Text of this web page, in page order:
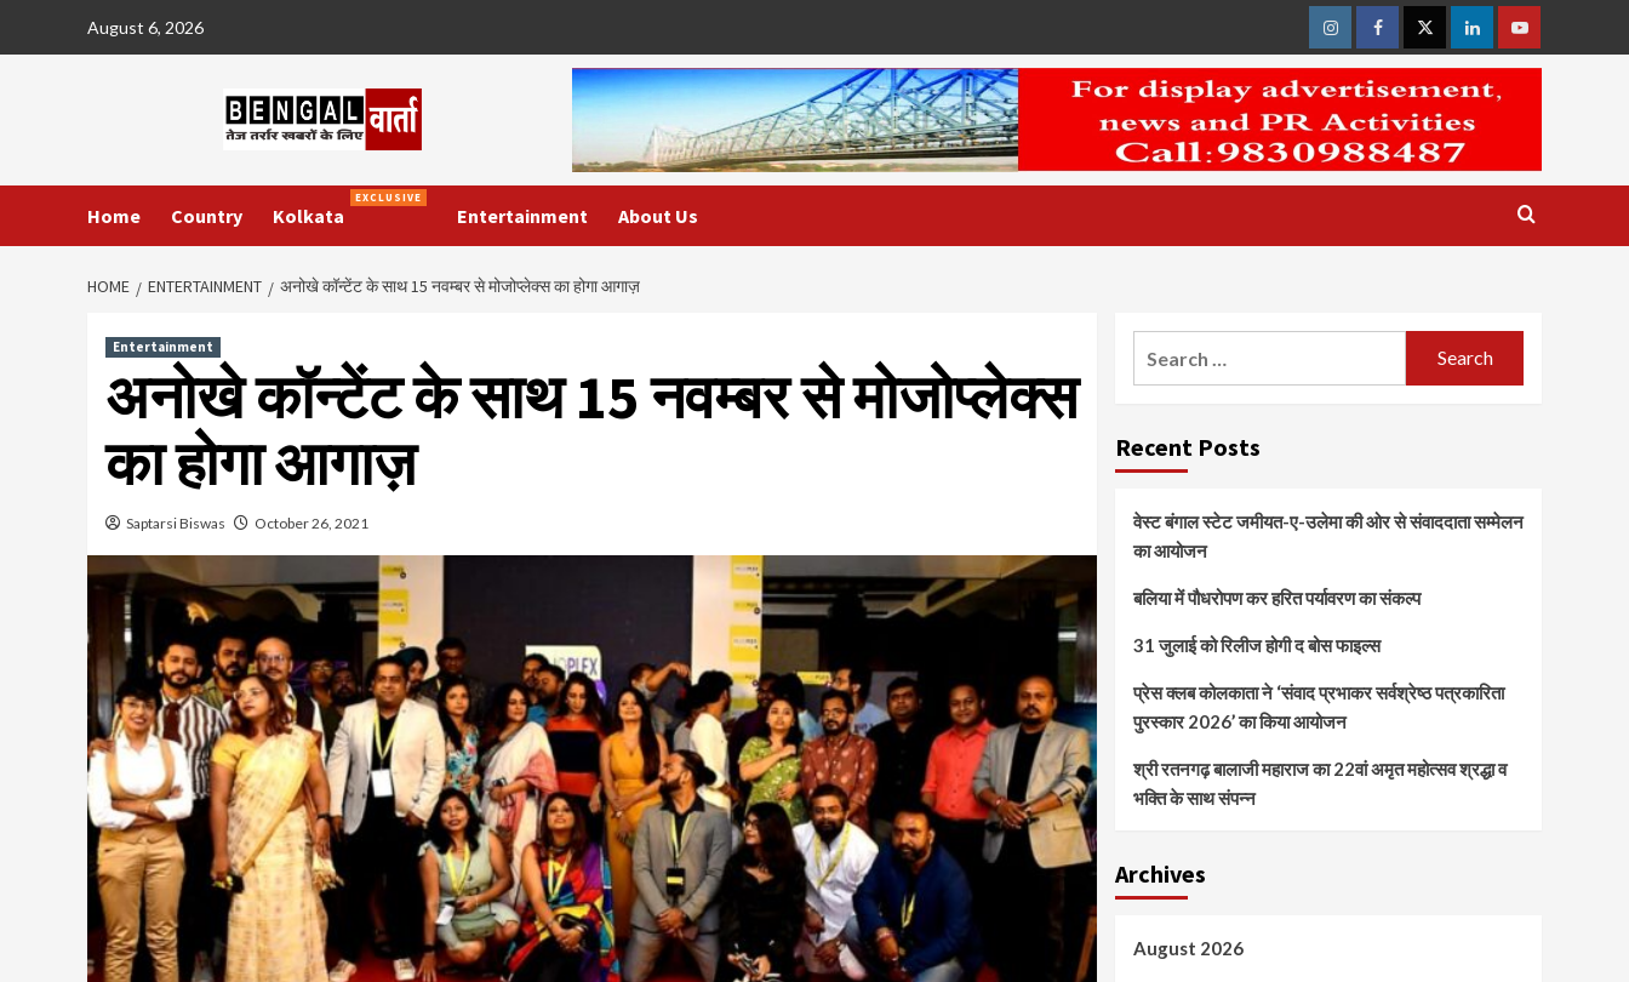
August 6, 2026
InstagramFacebookTwitterLinkedinYoutube
Home Country Kolkata
EXCLUSIVE
Entertainment About Us
HOME ENTERTAINMENT अनोखे कॉन्टेंट के साथ 15 नवम्बर से मोजोप्लेक्स का होगा आगाज़
Entertainment
अनोखे कॉन्टेंट के साथ 15 नवम्बर से मोजोप्लेक्स
का होगा आगाज़
Saptarsi Biswas October 26, 2021
Recent Posts
वेस्ट बंगाल स्टेट जमीयत-ए-उलेमा की ओर से संवाददाता सम्मेलन
का आयोजन
बलिया में पौधरोपण कर हरित पर्यावरण का संकल्प
31 जुलाई को रिलीज होगी द बोस फाइल्स
प्रेस क्लब कोलकाता ने ‘संवाद प्रभाकर सर्वश्रेष्ठ पत्रकारिता
पुरस्कार 2026’ का किया आयोजन
श्री रतनगढ़ बालाजी महाराज का 22वां अमृत महोत्सव श्रद्धा व
भक्ति के साथ संपन्न
Archives
August 2026